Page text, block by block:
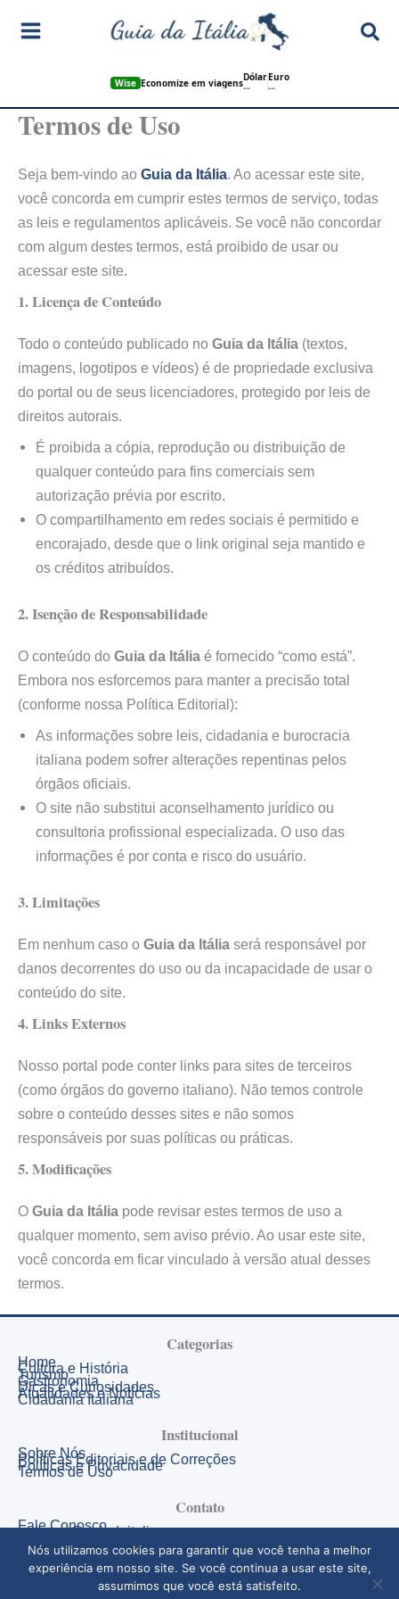
para
Wise Economize em viagensDólar
--
Euro
--
Termos de Uso
Seja bem-vindo ao Guia da Itália. Ao acessar este site,
você concorda em cumprir estes termos de serviço, todas
as leis e regulamentos aplicáveis. Se você não concordar
com algum destes termos, está proibido de usar ou
acessar este site.
1. Licença de Conteúdo
Todo o conteúdo publicado no Guia da Itália (textos,
imagens, logotipos e vídeos) é de propriedade exclusiva
do portal ou de seus licenciadores, protegido por leis de
direitos autorais.
É proibida a cópia, reprodução ou distribuição de
qualquer conteúdo para fins comerciais sem
autorização prévia por escrito.
O compartilhamento em redes sociais é permitido e
encorajado, desde que o link original seja mantido e
os créditos atribuídos.
2. Isenção de Responsabilidade
O conteúdo do Guia da Itália é fornecido “como está”.
Embora nos esforcemos para manter a precisão total
(conforme nossa Política Editorial):
As informações sobre leis, cidadania e burocracia
italiana podem sofrer alterações repentinas pelos
órgãos oficiais.
O site não substitui aconselhamento jurídico ou
consultoria profissional especializada. O uso das
informações é por conta e risco do usuário.
3. Limitações
Em nenhum caso o Guia da Itália será responsável por
danos decorrentes do uso ou da incapacidade de usar o
conteúdo do site.
4. Links Externos
Nosso portal pode conter links para sites de terceiros
(como órgãos do governo italiano). Não temos controle
sobre o conteúdo desses sites e não somos
responsáveis por suas políticas ou práticas.
5. Modificações
O Guia da Itália pode revisar estes termos de uso a
qualquer momento, sem aviso prévio. Ao usar este site,
você concorda em ficar vinculado à versão atual desses
termos.
Categorias
Home
Cultura e História
Turismo
Gastronomia
Dicas e Curiosidades
Atualidades e Notícias
Cidadania Italiana
Institucional
Sobre Nós
Políticas Editoriais e de Correções
Políticas e Privacidade
Termos de Uso
Contato
Fale Conosco
redacao@guiadaitalia.com
Copyright © 2025 Guia da Itália | Desenvolvido por Guia da
Nós utilizamos cookies para garantir que você tenha a melhor
experiência em nosso site. Se você continua a usar este site,
assumimos que você está satisfeito.